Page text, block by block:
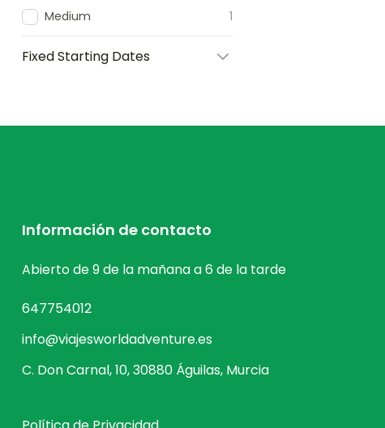
Medium
1
Fixed Starting Dates
Información de contacto
Abierto de 9 de la mañana a 6 de la tarde
647754012
info@viajesworldadventure.es
C. Don Carnal, 10, 30880 Águilas, Murcia